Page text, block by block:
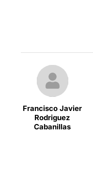
Francisco Javier
Rodriguez
Cabanillas